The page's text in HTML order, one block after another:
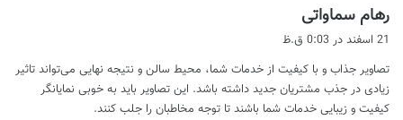
رهام سماواتی
ف
:
21 اسفند در 0:03 ق.ظ
تصاویر جذاب و با کیفیت از خدمات شما، محیط سالن و نتیجه نهایی می‌تواند تاثیر
زیادی در جذب مشتریان جدید داشته باشد. این تصاویر باید به خوبی نمایانگر
کیفیت و زیبایی خدمات شما باشند تا توجه مخاطبان را جلب کنند.